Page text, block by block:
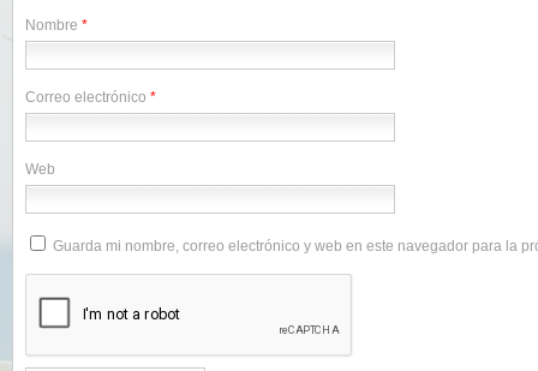
Nombre *
Correo electrónico *
Web
Guarda mi nombre, correo electrónico y web en este navegador para la